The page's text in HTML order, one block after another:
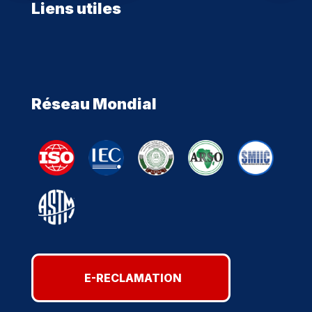
Liens utiles
Réseau Mondial
E-RECLAMATION